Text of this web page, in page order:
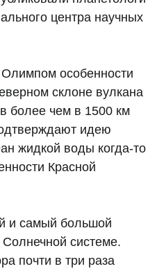
центра научных
особенности
склоне вулкана
более чем в 1500 км
идею
жидкой воды когда-то
Красной
и самый большой
системе.
почти в три раза